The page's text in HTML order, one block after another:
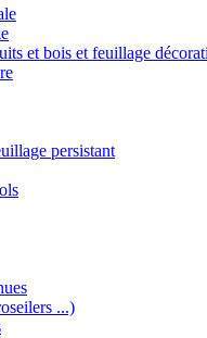
et bois et feuillage
persistant
...)